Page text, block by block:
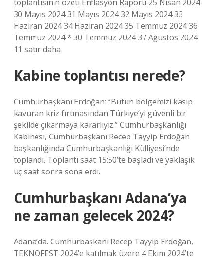
toplantısının özeti Enflasyon Raporu 25 Nisan 2024
30 Mayıs 2024 31 Mayıs 2024 32 Mayıs 2024 33
Haziran 2024 34 Haziran 2024 35 Temmuz 2024 36
Temmuz 2024 * 30 Temmuz 2024 37 Ağustos 2024
11 satır daha
Kabine toplantısı nerede?
Cumhurbaşkanı Erdoğan: “Bütün bölgemizi kasıp
kavuran kriz fırtınasından Türkiye’yi güvenli bir
şekilde çıkarmaya kararlıyız.” Cumhurbaşkanlığı
Kabinesi, Cumhurbaşkanı Recep Tayyip Erdoğan
başkanlığında Cumhurbaşkanlığı Külliyesi’nde
toplandı. Toplantı saat 15:50’te başladı ve yaklaşık
üç saat sonra sona erdi.
Cumhurbaşkanı Adana’ya
ne zaman gelecek 2024?
Adana’da. Cumhurbaşkanı Recep Tayyip Erdoğan,
TEKNOFEST 2024’e katılmak üzere 4 Ekim 2024’te